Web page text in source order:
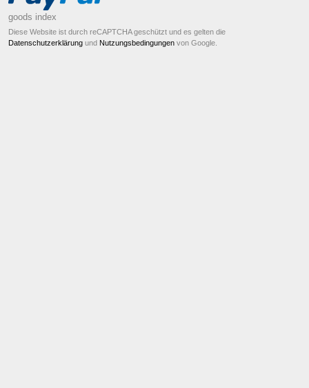
goods index
Diese Website ist durch reCAPTCHA geschützt und es gelten die
Datenschutzerklärung und Nutzungsbedingungen von Google.